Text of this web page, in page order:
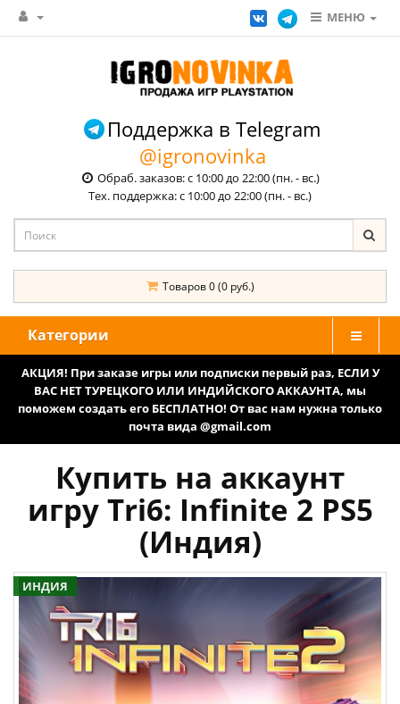
МЕНЮ
Поддержка в Telegram
@igronovinka
Обраб. заказов: с 10:00 до 22:00 (пн. - вс.)
Тех. поддержка: с 10:00 до 22:00 (пн. - вс.)
Товаров 0 (0 руб.)
Категории
АКЦИЯ! При заказе игры или подписки первый раз, ЕСЛИ У
ВАС НЕТ ТУРЕЦКОГО ИЛИ ИНДИЙСКОГО АККАУНТА, мы
поможем создать его БЕСПЛАТНО! От вас нам нужна только
почта вида @gmail.com
Купить на аккаунт
игру Tri6: Infinite 2 PS5
(Индия)
ИНДИЯ